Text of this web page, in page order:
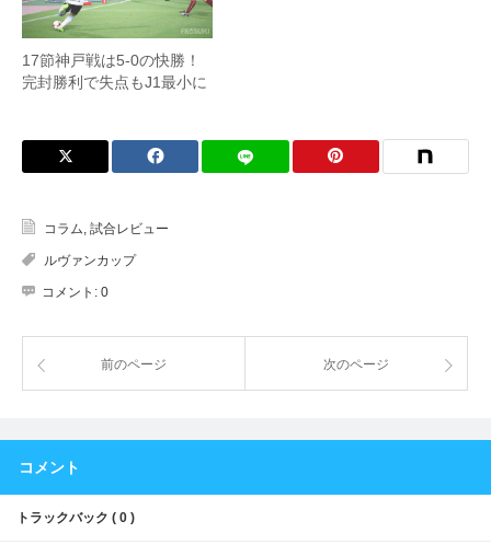
17節神戸戦は5-0の快勝！
完封勝利で失点もJ1最小に
コラム, 試合レビュー
ルヴァンカップ
コメント: 0
前のページ 次のページ
コメント
トラックバック ( 0 )